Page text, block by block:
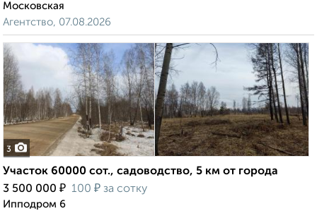
Московская
Агентство, 07.08.2026
3
Участок 60000 сот., садоводство, 5 км от города
3 500 000 ₽ 100 ₽ за сотку
Ипподром 6